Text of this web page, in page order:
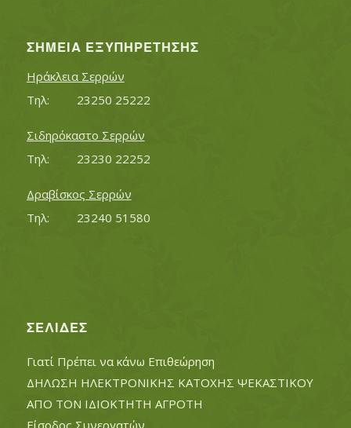
ΣΗΜΕΊΑ ΕΞΥΠΗΡΈΤΗΣΗΣ
Ηράκλεια Σερρών
Τηλ:		23250 25222
Σιδηρόκαστο Σερρών
Τηλ:		23230 22252
Δραβίσκος Σερρών
Τηλ:		23240 51580
ΣΕΛΊΔΕΣ
Γιατί Πρέπει να κάνω Επιθεώρηση
ΔΗΛΩΣΗ ΗΛΕΚΤΡΟΝΙΚΗΣ ΚΑΤΟΧΗΣ ΨΕΚΑΣΤΙΚΟΥ
ΑΠΟ ΤΟΝ ΙΔΙΟΚΤΗΤΗ ΑΓΡΟΤΗ